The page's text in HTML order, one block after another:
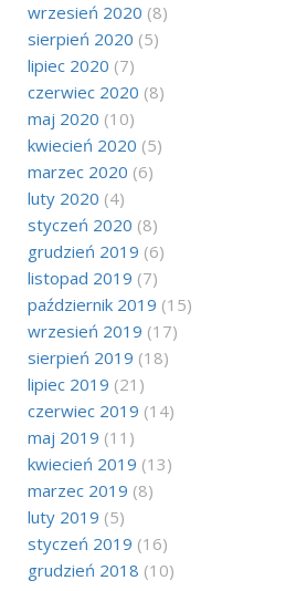
wrzesień 2020 (8)
sierpień 2020 (5)
lipiec 2020 (7)
czerwiec 2020 (8)
maj 2020 (10)
kwiecień 2020 (5)
marzec 2020 (6)
luty 2020 (4)
styczeń 2020 (8)
grudzień 2019 (6)
listopad 2019 (7)
październik 2019 (15)
wrzesień 2019 (17)
sierpień 2019 (18)
lipiec 2019 (21)
czerwiec 2019 (14)
maj 2019 (11)
kwiecień 2019 (13)
marzec 2019 (8)
luty 2019 (5)
styczeń 2019 (16)
grudzień 2018 (10)